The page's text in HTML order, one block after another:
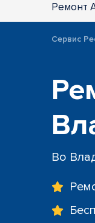
Ремонт
Сервис
Во